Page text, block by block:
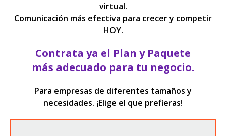
virtual.
Comunicación más efectiva para crecer y competir
HOY.
Contrata ya el Plan y Paquete
más adecuado para tu negocio.
Para empresas de diferentes tamaños y
necesidades. ¡Elige el que prefieras!